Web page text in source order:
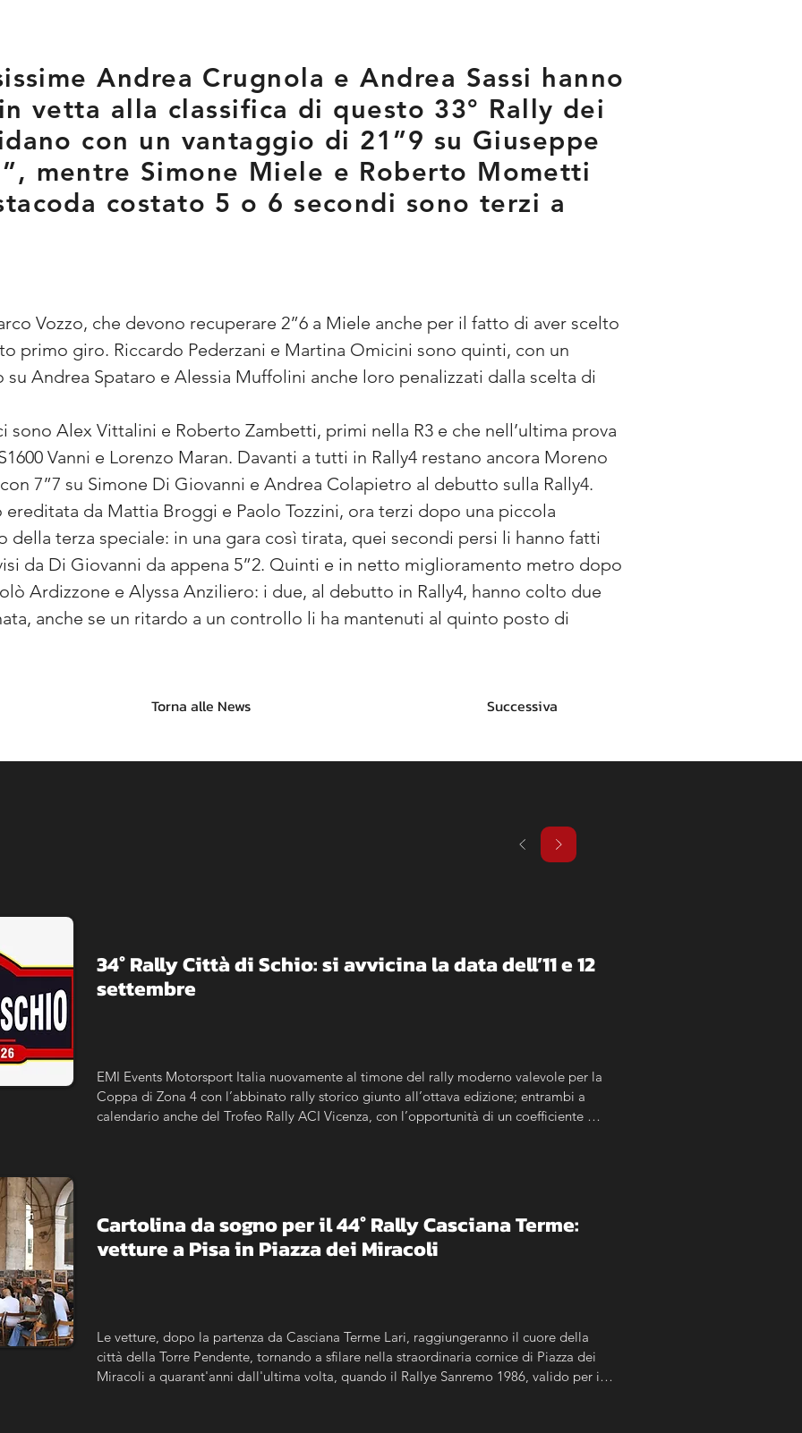
Andrea Crugnola e Andrea Sassi hanno
vetta alla classifica di questo 33° Rally dei
con un vantaggio di 21”9 su Giuseppe
mentre Simone Miele e Roberto Mometti
costato 5 o 6 secondi sono terzi a
Vozzo, che devono recuperare 2”6 a Miele anche per il fatto di aver scelto
primo giro. Riccardo Pederzani e Martina Omicini sono quinti, con un
Andrea Spataro e Alessia Muffolini anche loro penalizzati dalla scelta di
sono Alex Vittalini e Roberto Zambetti, primi nella R3 e che nell’ultima prova
Vanni e Lorenzo Maran. Davanti a tutti in Rally4 restano ancora Moreno
7”7 su Simone Di Giovanni e Andrea Colapietro al debutto sulla Rally4.
ereditata da Mattia Broggi e Paolo Tozzini, ora terzi dopo una piccola
della terza speciale: in una gara così tirata, quei secondi persi li hanno fatti
da Di Giovanni da appena 5”2. Quinti e in netto miglioramento metro dopo
Ardizzone e Alyssa Anziliero: i due, al debutto in Rally4, hanno colto due
anche se un ritardo a un controllo li ha mantenuti al quinto posto di
Torna alle News Successiva
​34° Rally Città di Schio: si avvicina la data dell’11 e 12
settembre
EMI Events Motorsport Italia nuovamente al timone del rally moderno valevole per la
Coppa di Zona 4 con l’abbinato rally storico giunto all’ottava edizione; entrambi a
calendario anche del Trofeo Rally ACI Vicenza, con l’opportunità di un coefficiente
Cartolina da sogno per il 44° Rally Casciana Terme:
vetture a Pisa in Piazza dei Miracoli
Le vetture, dopo la partenza da Casciana Terme Lari, raggiungeranno il cuore della
città della Torre Pendente, tornando a sfilare nella straordinaria cornice di Piazza dei
Miracoli a quarant'anni dall'ultima volta, quando il Rallye Sanremo 1986, valido per il